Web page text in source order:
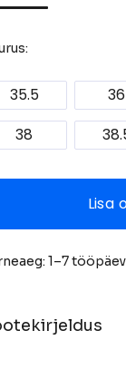
35.5 36
38
Lisa
1–7